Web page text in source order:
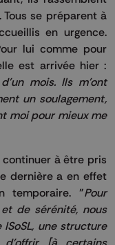
se préparent à
en urgence.
lui comme pour
est arrivée hier :
mois. Ils m'ont
un soulagement,
moi pour mieux me
continuer à être pris
dernière a en effet
temporaire. "Pour
de sérénité, nous
une structure
d'offrir [à certains